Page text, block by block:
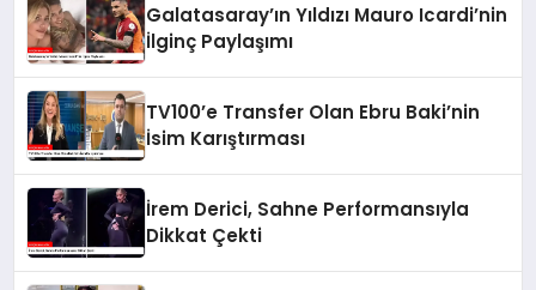
Galatasaray’ın Yıldızı Mauro Icardi’nin
İlginç Paylaşımı
TV100’e Transfer Olan Ebru Baki’nin
İsim Karıştırması
İrem Derici, Sahne Performansıyla
Dikkat Çekti